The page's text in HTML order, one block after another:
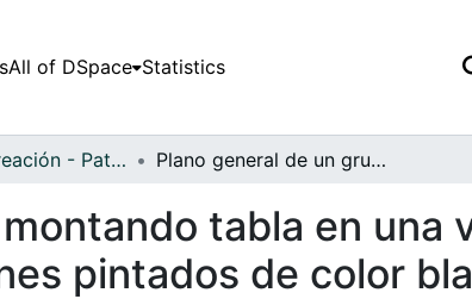
All of DSpace Statistics
FCCV - Recreación - Patrimonial Plano general de un grupo de jóvenes montando tabla en una vía pavimentada demarcada por los andenes pintados de color blanco y rojo
tabla en una
pintados de color